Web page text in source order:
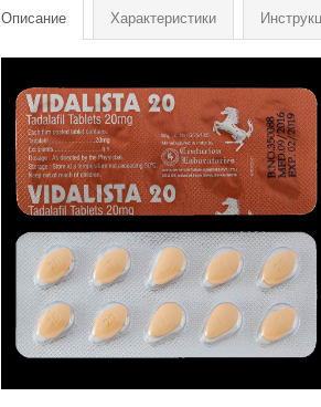
Описание Характеристики